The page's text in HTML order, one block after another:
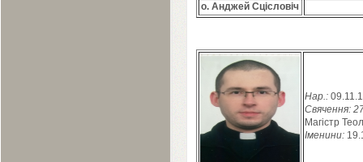
о. Анджей Сцісловіч
Нар.: 09.11.
Свячення:
Магістр
Іменини: 19.